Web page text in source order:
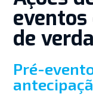
de
Pré-